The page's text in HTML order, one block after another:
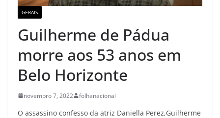
GERAIS
Guilherme de Pádua
morre aos 53 anos em
Belo Horizonte
novembro 7, 2022 folhanacional
O assassino confesso da atriz Daniella Perez,Guilherme